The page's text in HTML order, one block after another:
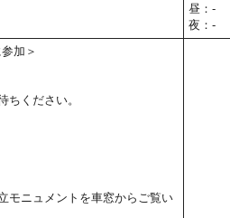
昼：-
夜：-
加＞
ちください。
モニュメントを車窓からご覧い